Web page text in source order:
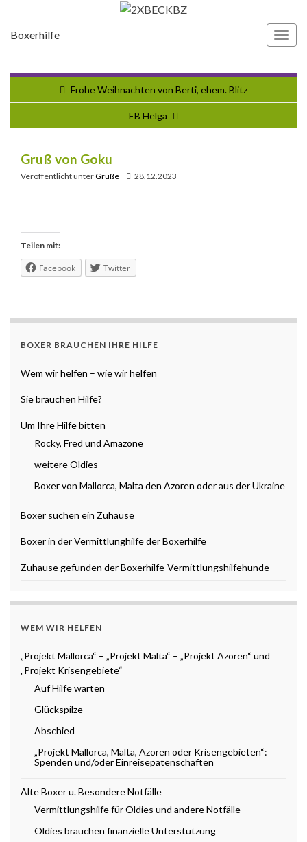
Boxerhilfe
Frohe Weihnachten von Berti, ehem. Blitz
EB Helga
Gruß von Goku
Veröffentlicht unterGrüße 28.12.2023
Teilen mit:
Facebook Twitter
BOXER BRAUCHEN IHRE HILFE
Wem wir helfen – wie wir helfen
Sie brauchen Hilfe?
Um Ihre Hilfe bitten
Rocky, Fred und Amazone
weitere Oldies
Boxer von Mallorca, Malta den Azoren oder aus der Ukraine
Boxer suchen ein Zuhause
Boxer in der Vermittlunghilfe der Boxerhilfe
Zuhause gefunden der Boxerhilfe-Vermittlungshilfehunde
WEM WIR HELFEN
„Projekt Mallorca“ – „Projekt Malta“ – „Projekt Azoren“ und
„Projekt Krisengebiete“
Auf Hilfe warten
Glückspilze
Abschied
„Projekt Mallorca, Malta, Azoren oder Krisengebieten“:
Spenden und/oder Einreisepatenschaften
Alte Boxer u. Besondere Notfälle
Vermittlungshilfe für Oldies und andere Notfälle
Oldies brauchen finanzielle Unterstützung